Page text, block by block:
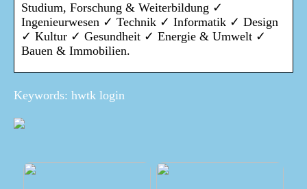
Studium, Forschung & Weiterbildung ✓
Ingenieurwesen ✓ Technik ✓ Informatik ✓ Design
✓ Kultur ✓ Gesundheit ✓ Energie & Umwelt ✓
Bauen & Immobilien.
Keywords: hwtk login